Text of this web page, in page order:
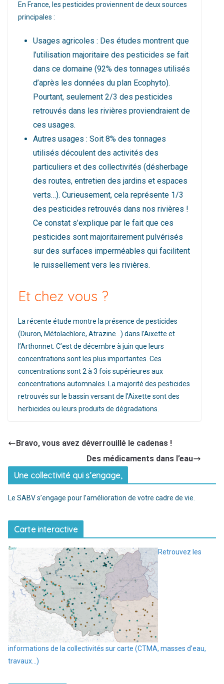
En France, les pesticides proviennent de deux sources
principales :
Usages agricoles : Des études montrent que
l’utilisation majoritaire des pesticides se fait
dans ce domaine (92% des tonnages utilisés
d’après les données du plan Ecophyto).
Pourtant, seulement 2/3 des pesticides
retrouvés dans les rivières proviendraient de
ces usages.
Autres usages : Soit 8% des tonnages
utilisés découlent des activités des
particuliers et des collectivités (désherbage
des routes, entretien des jardins et espaces
verts…). Curieusement, cela représente 1/3
des pesticides retrouvés dans nos rivières !
Ce constat s’explique par le fait que ces
pesticides sont majoritairement pulvérisés
sur des surfaces imperméables qui facilitent
le ruissellement vers les rivières.
Et chez vous ?
La récente étude montre la présence de pesticides
(Diuron, Métolachlore, Atrazine…) dans l’Aixette et
l’Arthonnet. C’est de décembre à juin que leurs
concentrations sont les plus importantes. Ces
concentrations sont 2 à 3 fois supérieures aux
concentrations automnales. La majorité des pesticides
retrouvés sur le bassin versant de l’Aixette sont des
herbicides ou leurs produits de dégradations.
Bravo, vous avez déverrouillé le cadenas !
Des médicaments dans l’eau
Une collectivité qui s’engage,
Le SABV s’engage pour l’amélioration de votre cadre de vie.
Carte interactive
Retrouvez les
informations de la collectivités sur carte (CTMA, masses d’eau,
travaux…)